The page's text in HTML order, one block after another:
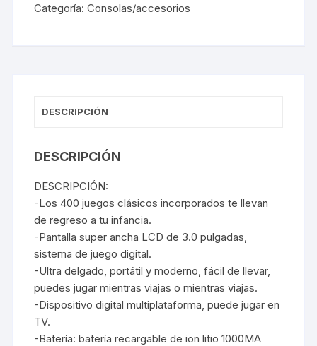
Categoría:Consolas/accesorios
DESCRIPCIÓN
DESCRIPCIÓN
DESCRIPCIÓN:
-Los 400 juegos clásicos incorporados te llevan
de regreso a tu infancia.
-Pantalla super ancha LCD de 3.0 pulgadas,
sistema de juego digital.
-Ultra delgado, portátil y moderno, fácil de llevar,
puedes jugar mientras viajas o mientras viajas.
-Dispositivo digital multiplataforma, puede jugar en
TV.
-Batería: batería recargable de ion litio 1000MA